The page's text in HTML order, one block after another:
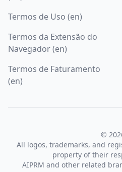
Termos de Uso (en)
Termos da Extensão do
Navegador (en)
Termos de Faturamento
(en)
©
All logos, trademarks, and
property of their
AIPRM and other related